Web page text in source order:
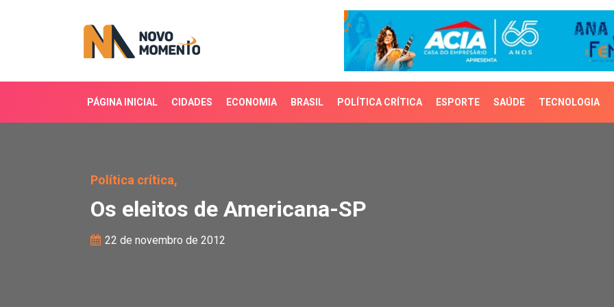
PÁGINA INICIAL CIDADES ECONOMIA BRASIL POLÍTICA CRÍTICA ESPORTE SAÚDE TECNOLOGIA
Política crítica,
Os eleitos de Americana-SP
22 de novembro de 2012